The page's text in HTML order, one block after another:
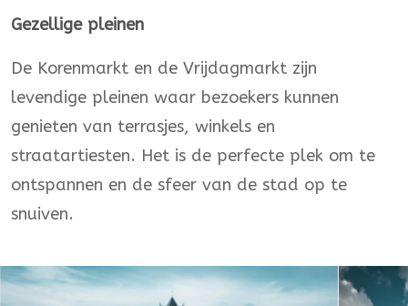
Gezellige pleinen
De Korenmarkt en de Vrijdagmarkt zijn
levendige pleinen waar bezoekers kunnen
genieten van terrasjes, winkels en
straatartiesten. Het is de perfecte plek om te
ontspannen en de sfeer van de stad op te
snuiven.